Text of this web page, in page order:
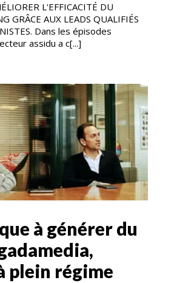
L'EFFICACITÉ DU
GRÂCE AUX LEADS QUALIFIÉS
Dans les épisodes
assidu a c[...]
à générer du
plein régime